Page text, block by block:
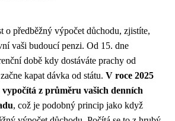
o předběžný výpočet důchodu, zjistíte,
vaši budoucí penzi. Od 15. dne
době kdy dostáváte prachy od
kapat dávka od státu. V roce 2025
vypočítá z průměru vašich denních
, což je podobný princip jako když